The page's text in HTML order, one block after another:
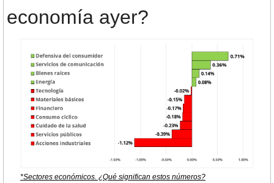
economía ayer?
*Sectores económicos. ¿Qué significan estos números?